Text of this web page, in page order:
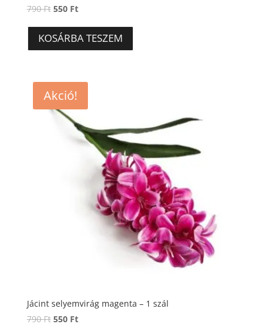
790Ft Original
was:
790 Ft.
550 FtCurrent
is:
550 Ft.
KOSÁRBA TESZEM
Akció!
Jácint selyemvirág magenta – 1 szál
790Ft Original
550 FtCurrent